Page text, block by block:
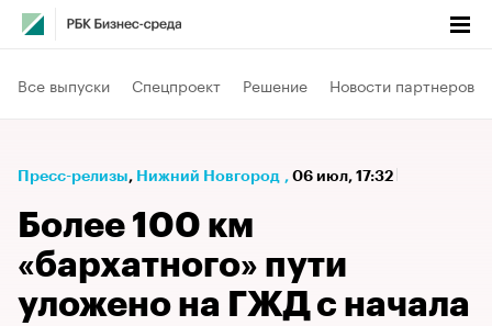
Все выпуски Спецпроект Решение Новости партнеров
Пресс-релизы⁠, Нижний Новгород , 06 июл, 17:32
Более 100 км
«бархатного» пути
уложено на ГЖД с начала